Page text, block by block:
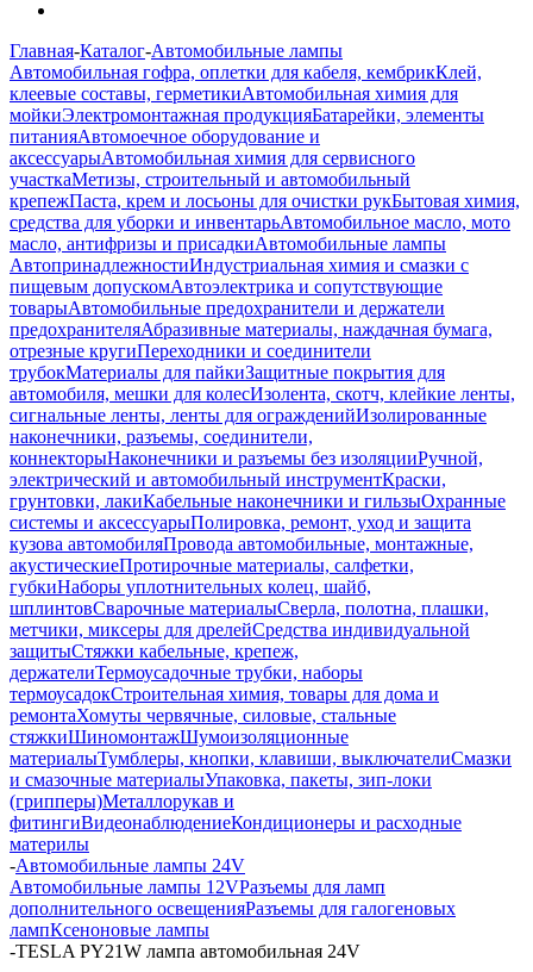
Главная-Каталог-Автомобильные лампы
Автомобильная гофра, оплетки для кабеля, кембрикКлей,
клеевые составы, герметикиАвтомобильная химия для
мойкиЭлектромонтажная продукцияБатарейки, элементы
питанияАвтомоечное оборудование и
аксессуарыАвтомобильная химия для сервисного
участкаМетизы, строительный и автомобильный
крепежПаста, крем и лосьоны для очистки рукБытовая химия,
средства для уборки и инвентарьАвтомобильное масло, мото
масло, антифризы и присадкиАвтомобильные лампы
АвтопринадлежностиИндустриальная химия и смазки с
пищевым допускомАвтоэлектрика и сопутствующие
товарыАвтомобильные предохранители и держатели
предохранителяАбразивные материалы, наждачная бумага,
отрезные кругиПереходники и соединители
трубокМатериалы для пайкиЗащитные покрытия для
автомобиля, мешки для колесИзолента, скотч, клейкие ленты,
сигнальные ленты, ленты для огражденийИзолированные
наконечники, разъемы, соединители,
коннекторыНаконечники и разъемы без изоляцииРучной,
электрический и автомобильный инструментКраски,
грунтовки, лакиКабельные наконечники и гильзыОхранные
системы и аксессуарыПолировка, ремонт, уход и защита
кузова автомобиляПровода автомобильные, монтажные,
акустическиеПротирочные материалы, салфетки,
губкиНаборы уплотнительных колец, шайб,
шплинтовСварочные материалыСверла, полотна, плашки,
метчики, миксеры для дрелейСредства индивидуальной
защитыСтяжки кабельные, крепеж,
держателиТермоусадочные трубки, наборы
термоусадокСтроительная химия, товары для дома и
ремонтаХомуты червячные, силовые, стальные
стяжкиШиномонтажШумоизоляционные
материалыТумблеры, кнопки, клавиши, выключателиСмазки
и смазочные материалыУпаковка, пакеты, зип-локи
(грипперы)Металлорукав и
фитингиВидеонаблюдениеКондиционеры и расходные
материлы
-Автомобильные лампы 24V
Автомобильные лампы 12VРазъемы для ламп
дополнительного освещенияРазъемы для галогеновых
лампКсеноновые лампы
-TESLA PY21W лампа автомобильная 24V